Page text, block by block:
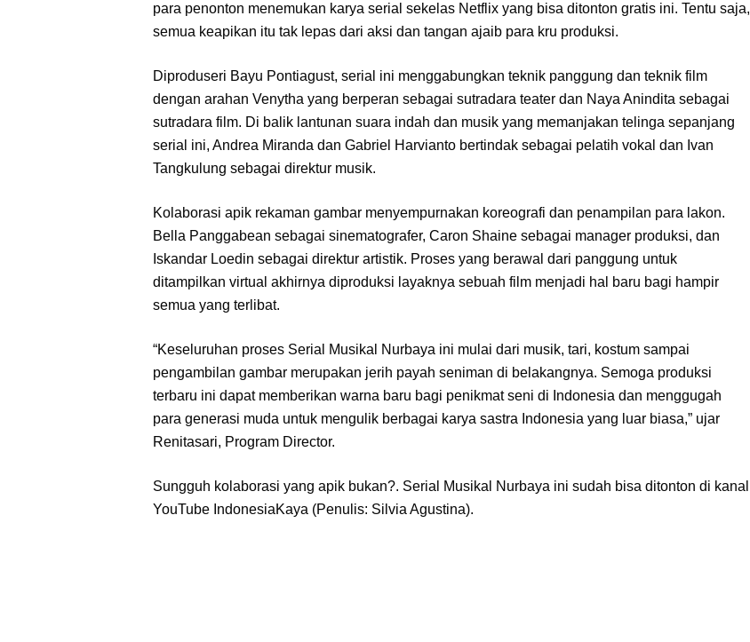
para penonton menemukan karya serial sekelas Netflix yang bisa ditonton gratis ini. Tentu saja,
semua keapikan itu tak lepas dari aksi dan tangan ajaib para kru produksi.
Diproduseri Bayu Pontiagust, serial ini menggabungkan teknik panggung dan teknik film
dengan arahan Venytha yang berperan sebagai sutradara teater dan Naya Anindita sebagai
sutradara film. Di balik lantunan suara indah dan musik yang memanjakan telinga sepanjang
serial ini, Andrea Miranda dan Gabriel Harvianto bertindak sebagai pelatih vokal dan Ivan
Tangkulung sebagai direktur musik.
Kolaborasi apik rekaman gambar menyempurnakan koreografi dan penampilan para lakon.
Bella Panggabean sebagai sinematografer, Caron Shaine sebagai manager produksi, dan
Iskandar Loedin sebagai direktur artistik. Proses yang berawal dari panggung untuk
ditampilkan virtual akhirnya diproduksi layaknya sebuah film menjadi hal baru bagi hampir
semua yang terlibat.
“Keseluruhan proses Serial Musikal Nurbaya ini mulai dari musik, tari, kostum sampai
pengambilan gambar merupakan jerih payah seniman di belakangnya. Semoga produksi
terbaru ini dapat memberikan warna baru bagi penikmat seni di Indonesia dan menggugah
para generasi muda untuk mengulik berbagai karya sastra Indonesia yang luar biasa,” ujar
Renitasari, Program Director.
Sungguh kolaborasi yang apik bukan?. Serial Musikal Nurbaya ini sudah bisa ditonton di kanal
YouTube IndonesiaKaya (Penulis: Silvia Agustina).